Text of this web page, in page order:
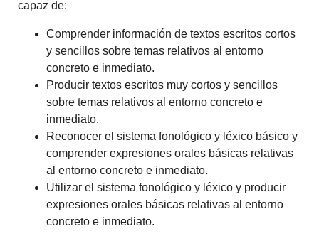
capaz de:
Comprender información de textos escritos cortos
y sencillos sobre temas relativos al entorno
concreto e inmediato.
Producir textos escritos muy cortos y sencillos
sobre temas relativos al entorno concreto e
inmediato.
Reconocer el sistema fonológico y léxico básico y
comprender expresiones orales básicas relativas
al entorno concreto e inmediato.
Utilizar el sistema fonológico y léxico y producir
expresiones orales básicas relativas al entorno
concreto e inmediato.